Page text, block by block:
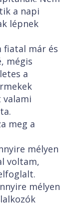
a napi
lépnek
fiatal már és
mégis
a
valami
meg a
mélyen
voltam,
mélyen